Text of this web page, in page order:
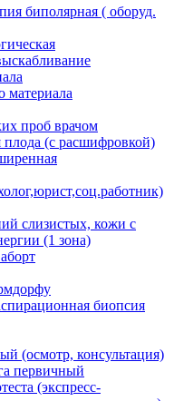
биполярная ( оборуд.
материала
проб врачом
плода (с расшифровкой)
слизистых, кожи с
(1 зона)
биопсия
(осмотр, консультация)
первичный
(экспресс-